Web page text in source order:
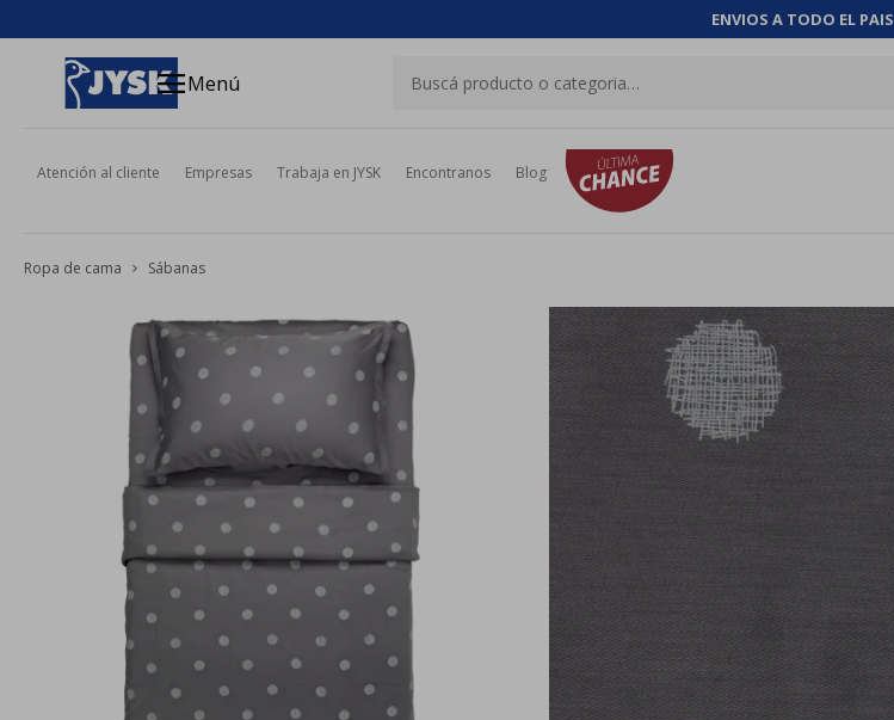
ENVIOS A TODO EL PAIS
menuMenú
Atención al cliente Empresas Trabaja en JYSK Encontranos Blog
Ropa de cama Sábanas
close